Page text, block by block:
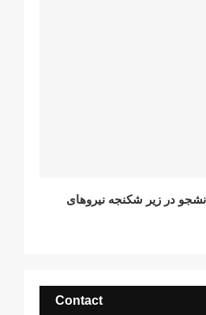
در زیر شکنجه نیروهای
Contact